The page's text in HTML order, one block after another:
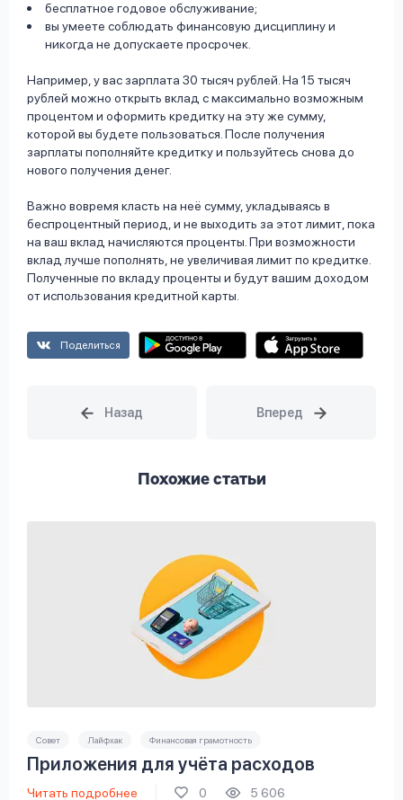
бесплатное годовое обслуживание;
вы умеете соблюдать финансовую дисциплину и
никогда не допускаете просрочек.
Например, у вас зарплата 30 тысяч рублей. На 15 тысяч
рублей можно открыть вклад с максимально возможным
процентом и оформить кредитку на эту же сумму,
которой вы будете пользоваться. После получения
зарплаты пополняйте кредитку и пользуйтесь снова до
нового получения денег.
Важно вовремя класть на неё сумму, укладываясь в
беспроцентный период, и не выходить за этот лимит, пока
на ваш вклад начисляются проценты. При возможности
вклад лучше пополнять, не увеличивая лимит по кредитке.
Полученные по вкладу проценты и будут вашим доходом
от использования кредитной карты.
Поделиться
Похожие статьи
Совет Лайфхак Финансовая грамотность
Приложения для учёта расходов
Читать подробнее 0 5 606